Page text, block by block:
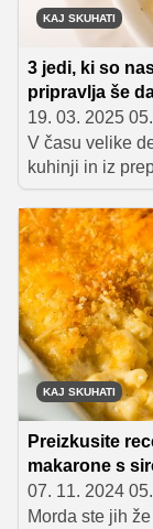
KAJ SKUHATI
3 jedi, ki so
pripravlja še
19. 03. 2025
V času velike
kuhinji in iz
okusne jedi.
sodijo
okusna pita,
čokoladna torta
da je tudi v
okusnega in to
KAJ SKUHATI
Preizkusite
makarone s
07. 11. 2024
Morda ste jih